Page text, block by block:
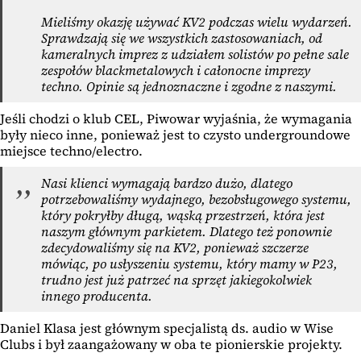
Mieliśmy okazję używać KV2 podczas wielu wydarzeń.
Sprawdzają się we wszystkich zastosowaniach, od
kameralnych imprez z udziałem solistów po pełne sale
zespołów blackmetalowych i całonocne imprezy
techno. Opinie są jednoznaczne i zgodne z naszymi.
Jeśli chodzi o klub CEL, Piwowar wyjaśnia, że wymagania
były nieco inne, ponieważ jest to czysto undergroundowe
miejsce techno/electro.
Nasi klienci wymagają bardzo dużo, dlatego
potrzebowaliśmy wydajnego, bezobsługowego systemu,
który pokryłby długą, wąską przestrzeń, która jest
naszym głównym parkietem. Dlatego też ponownie
zdecydowaliśmy się na KV2, ponieważ szczerze
mówiąc, po usłyszeniu systemu, który mamy w P23,
trudno jest już patrzeć na sprzęt jakiegokolwiek
innego producenta.
Daniel Klasa jest głównym specjalistą ds. audio w Wise
Clubs i był zaangażowany w oba te pionierskie projekty.